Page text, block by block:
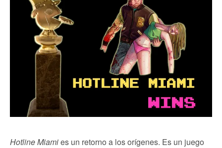
Hotline Miamies un retorno a los orígenes. Es un juego